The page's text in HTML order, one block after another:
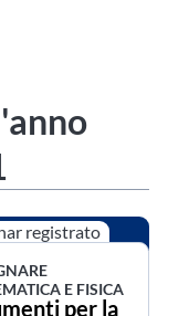
registrato
E FISICA
per la